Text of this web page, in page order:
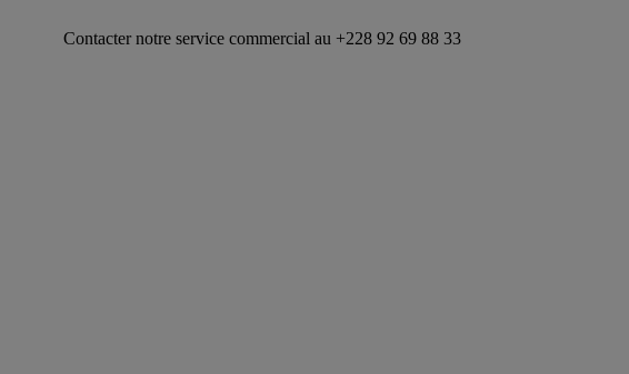
Contacter notre service commercial au +228 92 69 88 33